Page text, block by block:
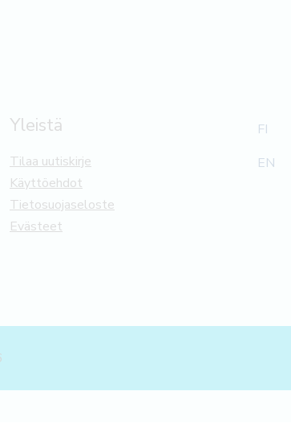
Yleistä
Tilaa uutiskirje
Käyttöehdot
Tietosuojaseloste
Evästeet
FI
EN